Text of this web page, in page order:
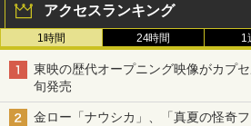
アクセスランキング
1時間 24時間 1
東映の歴代オープニング映像がカプ
旬発売
金ロー「ナウシカ」、「真夏の怪奇